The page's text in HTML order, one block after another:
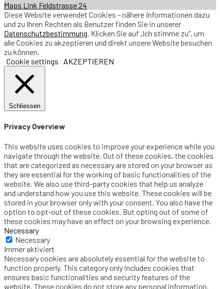
Maps Link Feldstrasse 24
Diese Website verwendet Cookies – nähere Informationen dazu
und zu Ihren Rechten als Benutzer finden Sie in unserer
Datenschutzbestimmung. Klicken Sie auf „Ich stimme zu“, um
alle Cookies zu akzeptieren und direkt unsere Website besuchen
zu können.
Cookie settings
AKZEPTIEREN
Schliessen
Privacy Overview
This website uses cookies to improve your experience while you
navigate through the website. Out of these cookies, the cookies
that are categorized as necessary are stored on your browser as
they are essential for the working of basic functionalities of the
website. We also use third-party cookies that help us analyze
and understand how you use this website. These cookies will be
stored in your browser only with your consent. You also have the
option to opt-out of these cookies. But opting out of some of
these cookies may have an effect on your browsing experience.
Necessary
Necessary
Immer aktiviert
Necessary cookies are absolutely essential for the website to
function properly. This category only includes cookies that
ensures basic functionalities and security features of the
website. These cookies do not store any personal information.